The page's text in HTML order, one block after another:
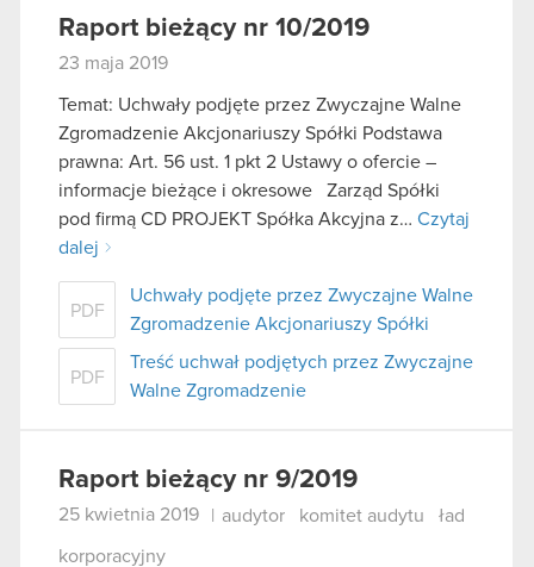
Raport bieżący nr 10/2019
23 maja 2019
Temat: Uchwały podjęte przez Zwyczajne Walne
Zgromadzenie Akcjonariuszy Spółki Podstawa
prawna: Art. 56 ust. 1 pkt 2 Ustawy o ofercie –
informacje bieżące i okresowe Zarząd Spółki
pod firmą CD PROJEKT Spółka Akcyjna z… Czytaj
dalej
PDF
Uchwały podjęte przez Zwyczajne Walne
Zgromadzenie Akcjonariuszy Spółki
PDF
Treść uchwał podjętych przez Zwyczajne
Walne Zgromadzenie
Raport bieżący nr 9/2019
25 kwietnia 2019 audytor komitet audytu ład
korporacyjny